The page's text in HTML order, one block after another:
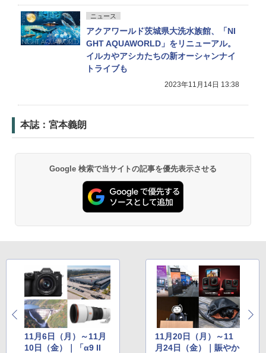
ニュース
アクアワールド茨城県大洗水族館、「NI
GHT AQUAWORLD」をリニューアル。
イルカやアシカたちの新オーシャンナイ
トライブも
2023年11月14日 13:38
本誌：宮本義朗
Google 検索で当サイトの記事を優先表示させる
11月6日（月）～11月
10日（金）｜「α9 II
11月20日（月）～11
月24日（金）｜賑やか